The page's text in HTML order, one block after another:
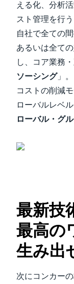
える化、分析
スト管理を行う
自社で全ての
あるいは全て
し、コア業務
ソーシング」
コストの削減
ローバルレベ
ローバル・グ
最新技
最高の
生み出
次にコンカー